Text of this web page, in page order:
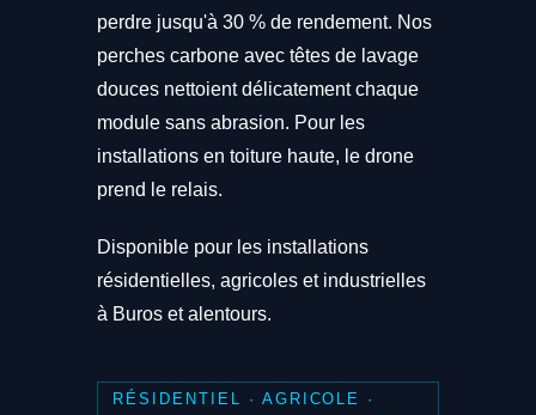
perdre jusqu'à 30 % de rendement. Nos
perches carbone avec têtes de lavage
douces nettoient délicatement chaque
module sans abrasion. Pour les
installations en toiture haute, le drone
prend le relais.
Disponible pour les installations
résidentielles, agricoles et industrielles
à Buros et alentours.
RÉSIDENTIEL · AGRICOLE ·